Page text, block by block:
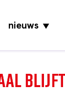
nieuws▼